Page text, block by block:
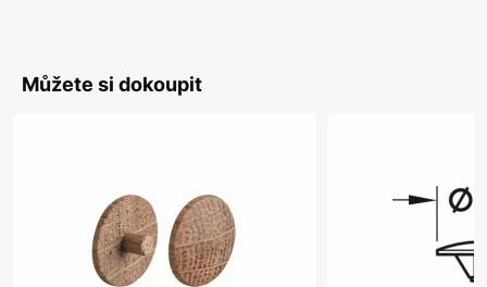
Můžete si dokoupit